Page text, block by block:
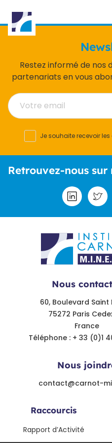
Restez informé de nos
partenariats en vous
Je souhaite recevoir
Retrouvez-nous sur
Nous
contact@carnot-
Nous
60, Boulevard Saint
75272 Paris
France
Téléphone : + 33 (0)1
Raccourcis
Rapport d’Activité